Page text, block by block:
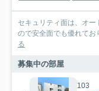
セキュリティ面は、オ
ので安全面でも優れてお
る
募集中の部屋
103